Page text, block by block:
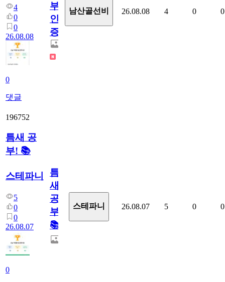
4
0
0
26.08.08
0
댓글
부
인
증
남산골선비 26.08.08 4 0 0
196752
틈새 공
부! 📚
스테파니
5
0
0
26.08.07
0
틈
새
공
부!
📚
스테파니 26.08.07 5 0 0